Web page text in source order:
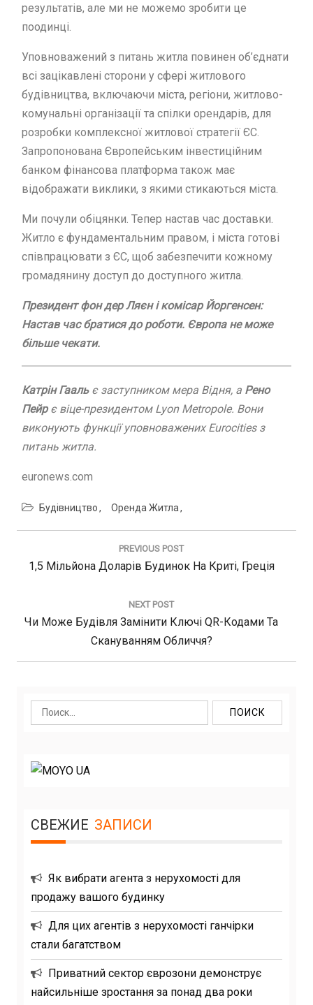
результатів, але ми не можемо зробити це
поодинці.
Уповноважений з питань житла повинен об’єднати
всі зацікавлені сторони у сфері житлового
будівництва, включаючи міста, регіони, житлово-
комунальні організації та спілки орендарів, для
розробки комплексної житлової стратегії ЄС.
Запропонована Європейським інвестиційним
банком фінансова платформа також має
відображати виклики, з якими стикаються міста.
Ми почули обіцянки. Тепер настав час доставки.
Житло є фундаментальним правом, і міста готові
співпрацювати з ЄС, щоб забезпечити кожному
громадянину доступ до доступного житла.
Президент фон дер Ляєн і комісар Йоргенсен:
Настав час братися до роботи. Європа не може
більше чекати.
Катрін Гаальє заступником мера Відня, а Рено
Пейрє віце-президентом Lyon Metropole. Вони
виконують функції уповноважених Eurocities з
питань житла.
euronews.com
Будівництво Оренда Житла
Навигация
записям
PREVIOUS POST
Previous
1,5 Мільйона Доларів Будинок На Криті, Греція
NEXT POST
Next
Чи Може Будівля Замінити Ключі QR-Кодами Та
Скануванням Обличчя?
Найти:
СВЕЖИЕ ЗАПИСИ
Як вибрати агента з нерухомості для
продажу вашого будинку
Для цих агентів з нерухомості ганчірки
стали багатством
Приватний сектор єврозони демонструє
найсильніше зростання за понад два роки